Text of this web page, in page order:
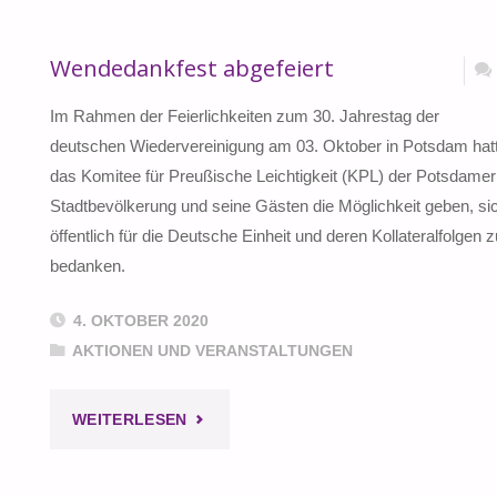
Wendedankfest abgefeiert
Im Rahmen der Feierlichkeiten zum 30. Jahrestag der
deutschen Wiedervereinigung am 03. Oktober in Potsdam
das Komitee für Preußische Leichtigkeit (KPL) der Potsdamer
Stadtbevölkerung und seine Gästen die Möglichkeit geben,
öffentlich für die Deutsche Einheit und deren Kollateralfolgen
bedanken.
4. OKTOBER 2020
AKTIONEN UND VERANSTALTUNGEN
WEITERLESEN"WENDEDANKFEST